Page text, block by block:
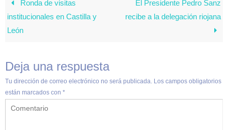
Ronda de visitas
institucionales en Castilla y
León
El Presidente Pedro Sanz
recibe a la delegación riojana
Deja una respuesta
Tu dirección de correo electrónico no será publicada. Los campos obligatorios
están marcados con *